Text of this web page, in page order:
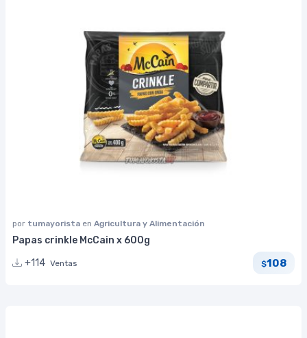
por tumayorista en Agricultura y Alimentación
Papas crinkle McCain x 600g
+114 Ventas $108